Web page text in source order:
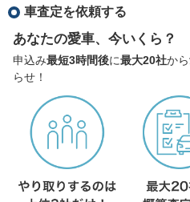
車査定を依頼する
あなたの愛車、今いくら？
申込み最短3時間後に最大20社か
らせ！